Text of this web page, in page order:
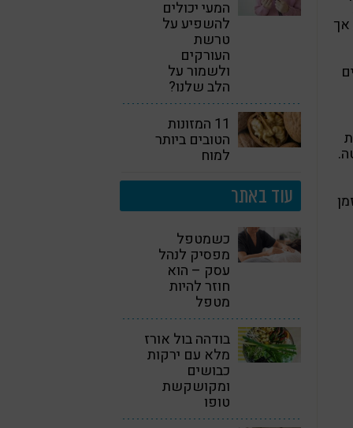
אך
המעי יכולים
להשפיע על
טרשת
העורקים
ולשמור על
הלב שלנו?
11 המזונות
הטובים ביותר
למוח
עוד באתר
כשמטפל
מפסיק לנהל
עסק – הוא
חוזר להיות
מטפל
בודהה בול אורז
מלא עם ירקות
כבושים
ומקושקשת
טופו